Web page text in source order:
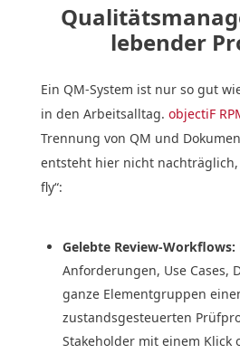
lebender
Ein QM-System ist nur so gut
in den Arbeitsalltag. objectiF
Trennung von QM und
entsteht hier nicht
fly“:
Gelebte Review-Workflows:
Anforderungen, Use Cases,
ganze Elementgruppen
zustandsgesteuerten
Stakeholder mit einem Klick